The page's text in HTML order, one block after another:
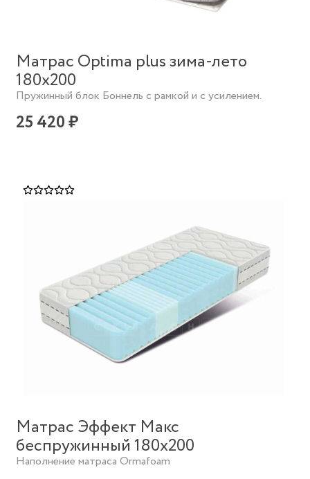
Матрас Optima plus зима-лето
180х200
Пружинный блок Боннель с рамкой и с усилением.
25 420 ₽
Матрас Эффект Макс
беспружинный 180х200
Наполнение матраса Ormafoam